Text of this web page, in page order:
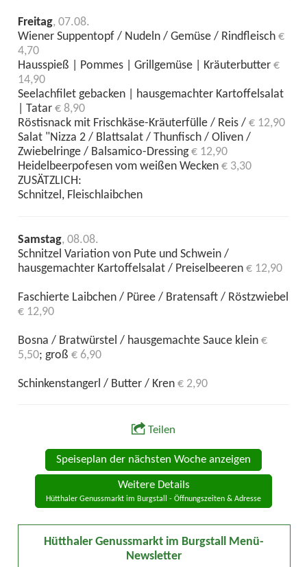
Freitag, 07.08.
Wiener Suppentopf / Nudeln / Gemüse / Rindfleisch€
4,70
Hausspieß | Pommes | Grillgemüse | Kräuterbutter€
14,90
Seelachfilet gebacken | hausgemachter Kartoffelsalat
| Tatar€ 8,90
Röstisnack mit Frischkäse-Kräuterfülle / Reis /€ 12,90
Salat "Nizza 2 / Blattsalat / Thunfisch / Oliven /
Zwiebelringe / Balsamico-Dressing€ 12,90
Heidelbeerpofesen vom weißen Wecken€ 3,30
ZUSÄTZLICH:
Schnitzel, Fleischlaibchen
Samstag, 08.08.
Schnitzel Variation von Pute und Schwein /
hausgemachter Kartoffelsalat / Preiselbeeren€ 12,90
Faschierte Laibchen / Püree / Bratensaft / Röstzwiebel
€ 12,90
Bosna / Bratwürstel / hausgemachte Sauce klein€
5,50; groß€ 6,90
Schinkenstangerl / Butter / Kren€ 2,90
Teilen
Speiseplan der nächsten Woche anzeigen
Weitere Details
Hütthaler Genussmarkt im Burgstall - Öffnungszeiten & Adresse
Hütthaler Genussmarkt im Burgstall Menü-
Newsletter